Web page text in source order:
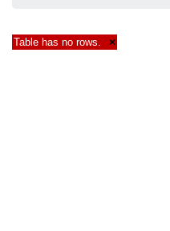
Table has no rows. ×